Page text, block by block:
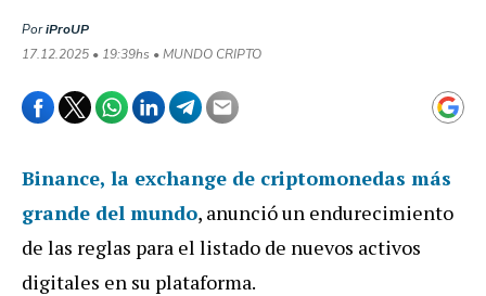
PoriProUP
17.12.2025 • 19:39hs • MUNDO CRIPTO
Binance, la exchange de criptomonedas más
grande del mundo, anunció un endurecimiento
de las reglas para el listado de nuevos activos
digitales en su plataforma.